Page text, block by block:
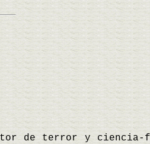
de terror y ciencia-